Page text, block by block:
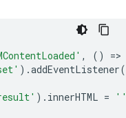
, () =>
).addEventListener(
). innerHTML =